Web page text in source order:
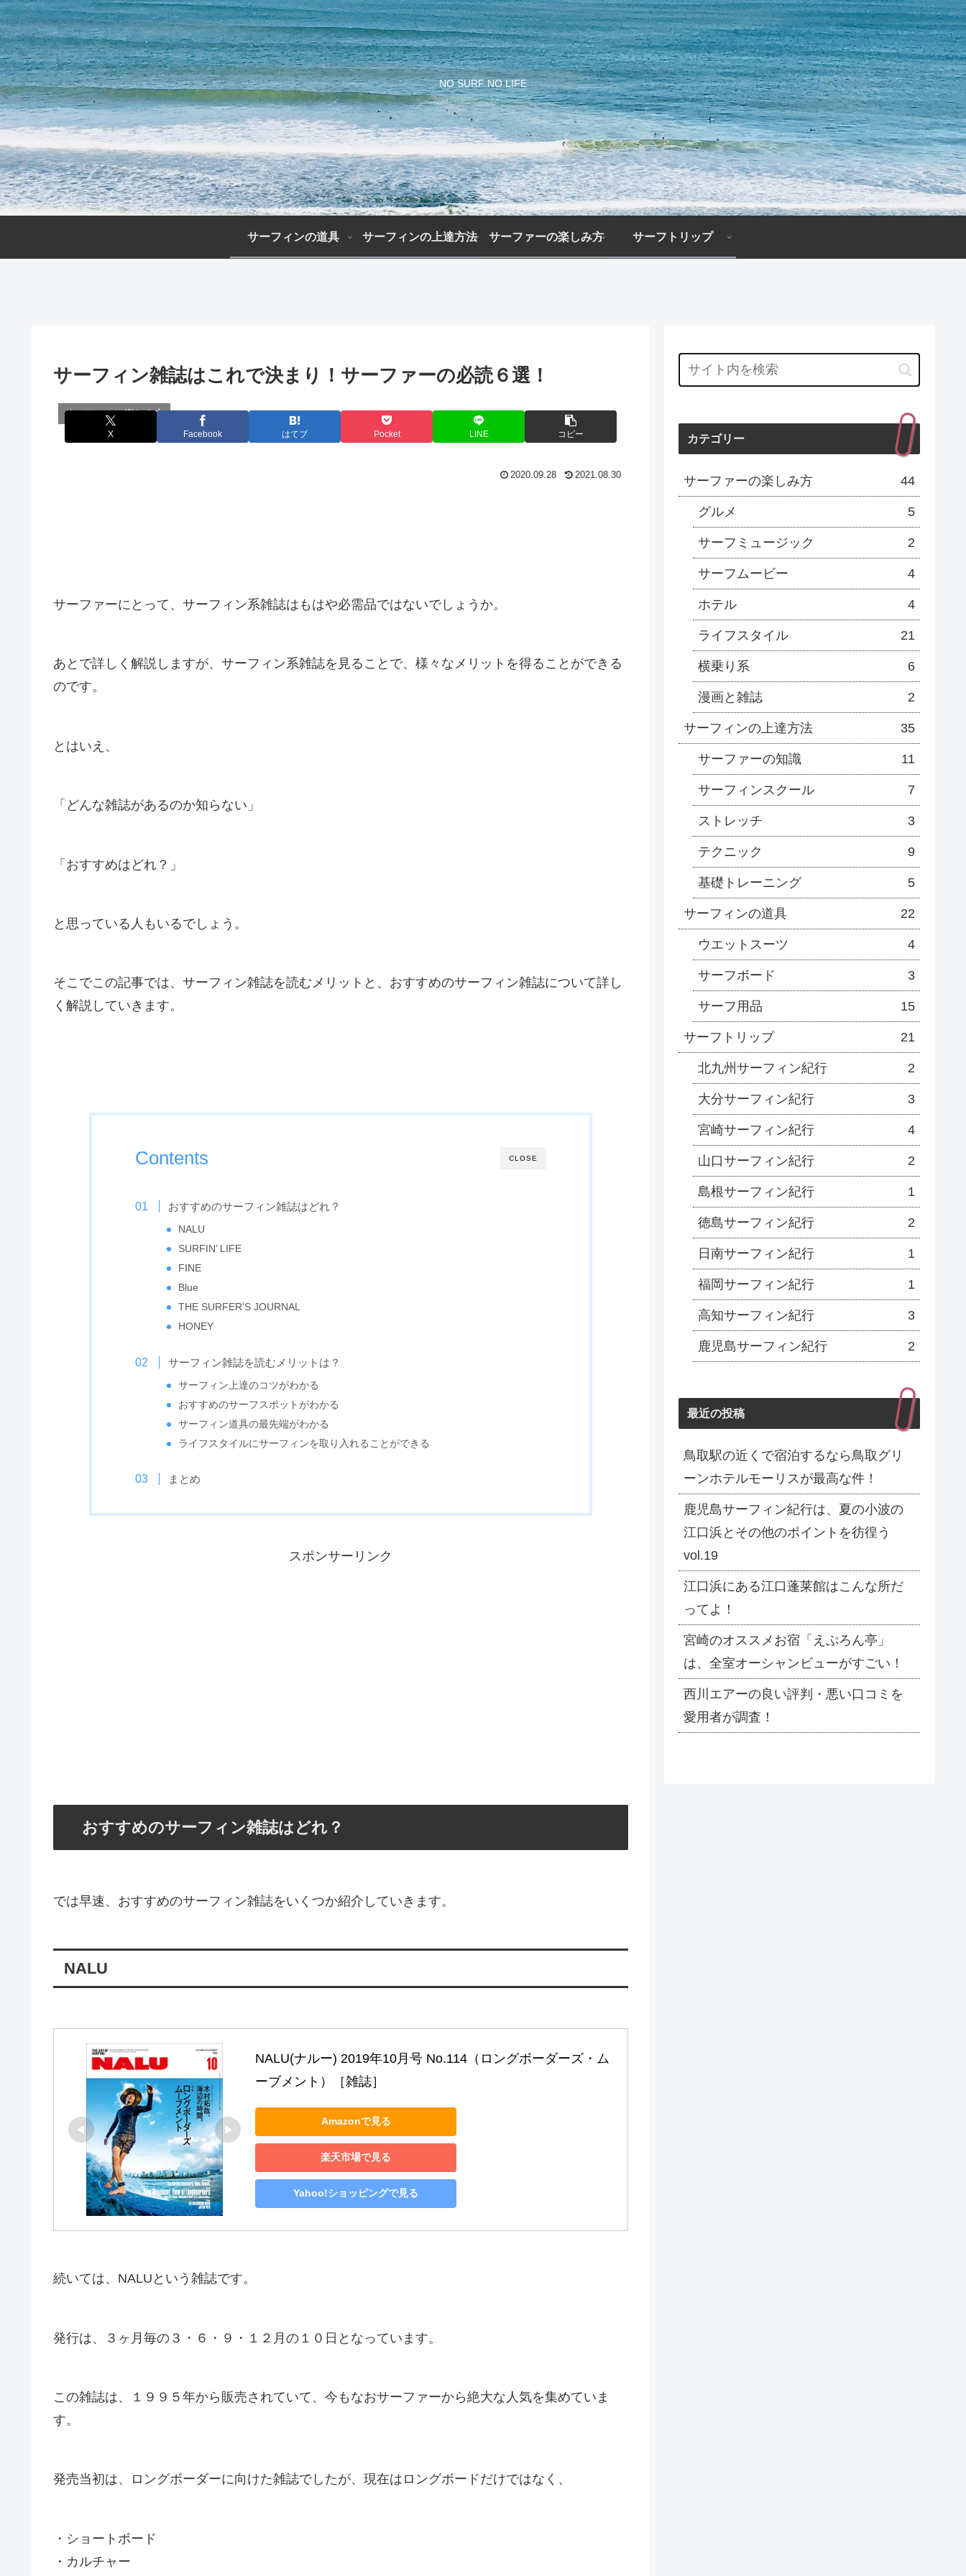
NO SURF NO LIFE
サーフィンの道具 サーフィンの上達方法 サーファーの楽しみ方 サーフトリップ
上初
い
？
サ
？
サ
そ
ア
プ
チ
サーフィン雑誌はこれで決まり！サーファーの必読６選！
サーファーの楽しみ方
X Facebook はてブ Pocket LINE コピー
2020.09.28 2021.08.30
サーファーにとって、サーフィン系雑誌はもはや必需品ではないでしょうか。
あとで詳しく解説しますが、サーフィン系雑誌を見ることで、様々なメリットを得ることができる
のです。
とはいえ、
「どんな雑誌があるのか知らない」
「おすすめはどれ？」
と思っている人もいるでしょう。
そこでこの記事では、サーフィン雑誌を読むメリットと、おすすめのサーフィン雑誌について詳し
く解説していきます。
CLOSE
Contents
おすすめのサーフィン雑誌はどれ？
NALU
SURFIN’ LIFE
FINE
Blue
THE SURFER’S JOURNAL
HONEY
サーフィン雑誌を読むメリットは？
サーフィン上達のコツがわかる
おすすめのサーフスポットがわかる
サーフィン道具の最先端がわかる
ライフスタイルにサーフィンを取り入れることができる
まとめ
スポンサーリンク
おすすめのサーフィン雑誌はどれ？
では早速、おすすめのサーフィン雑誌をいくつか紹介していきます。
NALU
NALU(ナルー) 2019年10月号 No.114（ロングボーダーズ・ム
ーブメント）［雑誌］
Amazonで見る
楽天市場で見る
Yahoo!ショッピングで見る
続いては、NALUという雑誌です。
発行は、３ヶ月毎の３・６・９・１２月の１０日となっています。
この雑誌は、１９９５年から販売されていて、今もなおサーファーから絶大な人気を集めていま
す。
発売当初は、ロングボーダーに向けた雑誌でしたが、現在はロングボードだけではなく、
・ショートボード
・カルチャー
カテゴリー
サーファーの楽しみ方 44
グルメ 5
サーフミュージック 2
サーフムービー 4
ホテル 4
ライフスタイル 21
横乗り系 6
漫画と雑誌 2
サーフィンの上達方法 35
サーファーの知識 11
サーフィンスクール 7
ストレッチ 3
テクニック 9
基礎トレーニング 5
サーフィンの道具 22
ウエットスーツ 4
サーフボード 3
サーフ用品 15
サーフトリップ 21
北九州サーフィン紀行 2
大分サーフィン紀行 3
宮崎サーフィン紀行 4
山口サーフィン紀行 2
島根サーフィン紀行 1
徳島サーフィン紀行 2
日南サーフィン紀行 1
福岡サーフィン紀行 1
高知サーフィン紀行 3
鹿児島サーフィン紀行 2
最近の投稿
鳥取駅の近くで宿泊するなら鳥取グリ
ーンホテルモーリスが最高な件！
鹿児島サーフィン紀行は、夏の小波の
江口浜とその他のポイントを彷徨う
vol.19
江口浜にある江口蓬莱館はこんな所だ
ってよ！
宮崎のオススメお宿「えぷろん亭」
は、全室オーシャンビューがすごい！
西川エアーの良い評判・悪い口コミを
愛用者が調査！